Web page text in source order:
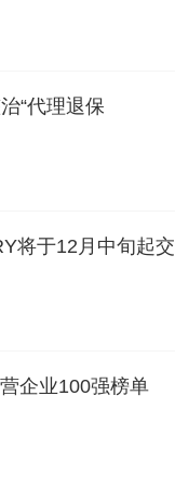
“代理退保
将于12月中旬起交
企业100强榜单